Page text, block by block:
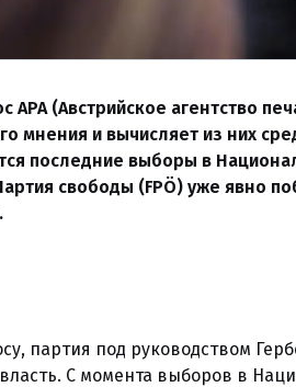
APA (Австрийское агентство
мнения и вычисляет из них
последние выборы в
свободы (FPÖ) уже явно
партия под руководством
С момента выборов в